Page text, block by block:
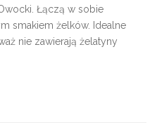
Łączą w sobie
smakiem żelków. Idealne
nie zawierają żelatyny